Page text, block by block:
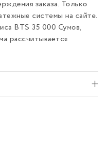
заказа. Только
системы на сайте.
BTS 35 000 Сумов,
рассчитывается